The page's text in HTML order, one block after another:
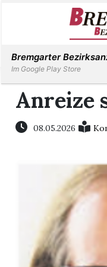
Immobilien
Newsletter
Anreize
08.05.2026
Bremgarter
Im Google Play Store